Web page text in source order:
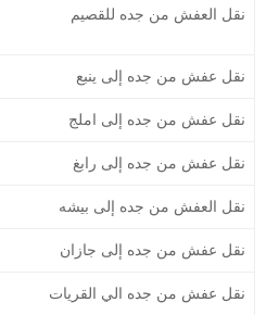
نقل العفش من جده للقصيم
نقل عفش من جده إلى ينبع
نقل عفش من جده إلى املج
نقل عفش من جده إلى رابغ
نقل العفش من جده إلى بيشه
نقل عفش من جده إلى جازان
نقل عفش من جده الي القريات